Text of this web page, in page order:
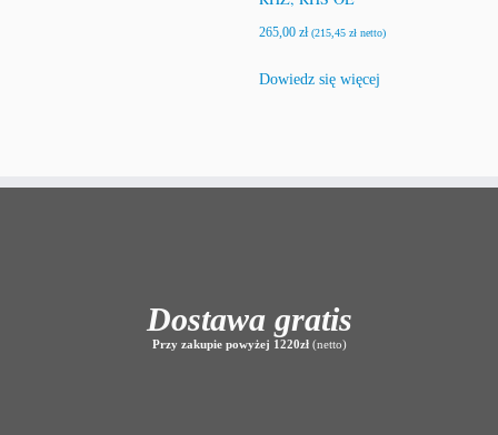
265,00 zł (215,45 złnetto)
Dowiedz się więcej
Dostawa gratis
Przy zakupie powyżej 1220zł(netto)